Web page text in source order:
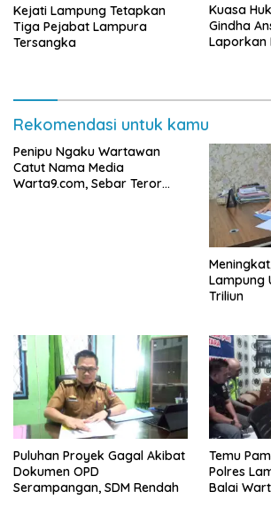
Kejati Lampung Tetapkan
Tiga Pejabat Lampura
Tersangka
Kuasa
Gindha
Laporkan
Rekomendasi untuk kamu
Penipu Ngaku Wartawan
Catut Nama Media
Warta9.com, Sebar Teror
Lampung
Triliun
Puluhan Proyek Gagal Akibat
Dokumen OPD
Serampangan, SDM Rendah
Temu
Polres
Balai